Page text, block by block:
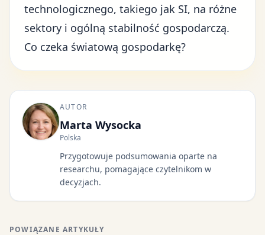
technologicznego, takiego jak SI, na różne
sektory i ogólną stabilność gospodarczą.
Co czeka światową gospodarkę?
AUTOR
Marta Wysocka
Polska
Przygotowuje podsumowania oparte na
researchu, pomagające czytelnikom w
decyzjach.
POWIĄZANE ARTYKUŁY